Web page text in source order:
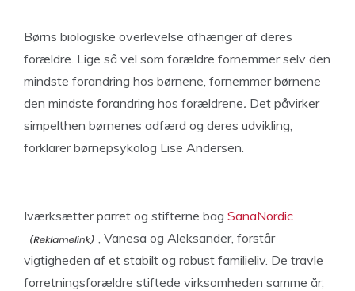
Børns biologiske overlevelse afhænger af deres
forældre. Lige så vel som forældre fornemmer selv den
mindste forandring hos børnene, fornemmer børnene
den mindste forandring hos forældrene. Det påvirker
simpelthen børnenes adfærd og deres udvikling,
forklarer børnepsykolog Lise Andersen.
Iværksætter parret og stifterne bag SanaNordic
, Vanesa og Aleksander, forstår
vigtigheden af et stabilt og robust familieliv. De travle
forretningsforældre stiftede virksomheden samme år,